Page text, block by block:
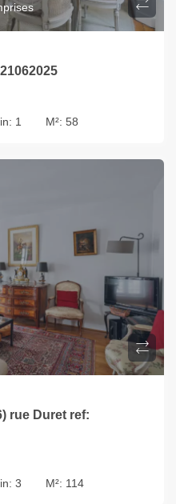
1 M²: 58
rue Duret ref:
3 M²: 114